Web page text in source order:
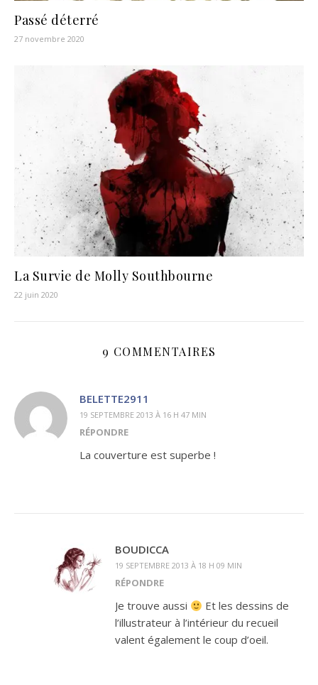
Passé déterré
27 novembre 2020
La Survie de Molly Southbourne
22 juin 2020
9 COMMENTAIRES
BELETTE2911
19 SEPTEMBRE 2013 À 16 H 47 MIN
RÉPONDRE
La couverture est superbe !
BOUDICCA
19 SEPTEMBRE 2013 À 18 H 09 MIN
RÉPONDRE
Je trouve aussi
Et les dessins de
l’illustrateur à l’intérieur du recueil
valent également le coup d’oeil.